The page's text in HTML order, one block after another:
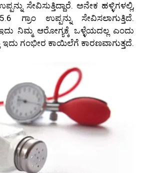
ಸೇವಿಸುತ್ತಿದ್ದಾರೆ. ಅನೇಕ ಹಳ್ಳಿಗಳಲ್ಲಿ,
ಗ್ರಾಂ ಉಪ್ಪನ್ನು ಸೇವಿಸಲಾಗುತ್ತಿದೆ.
ನಿಮ್ಮ ಆರೋಗ್ಯಕ್ಕೆ ಒಳ್ಳೆಯದಲ್ಲ ಎಂದು
ಗಂಭೀರ ಕಾಯಿಲೆಗೆ ಕಾರಣವಾಗುತ್ತದೆ.